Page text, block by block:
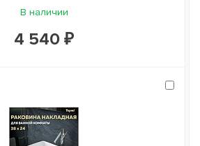
В наличии
4 540 ₽